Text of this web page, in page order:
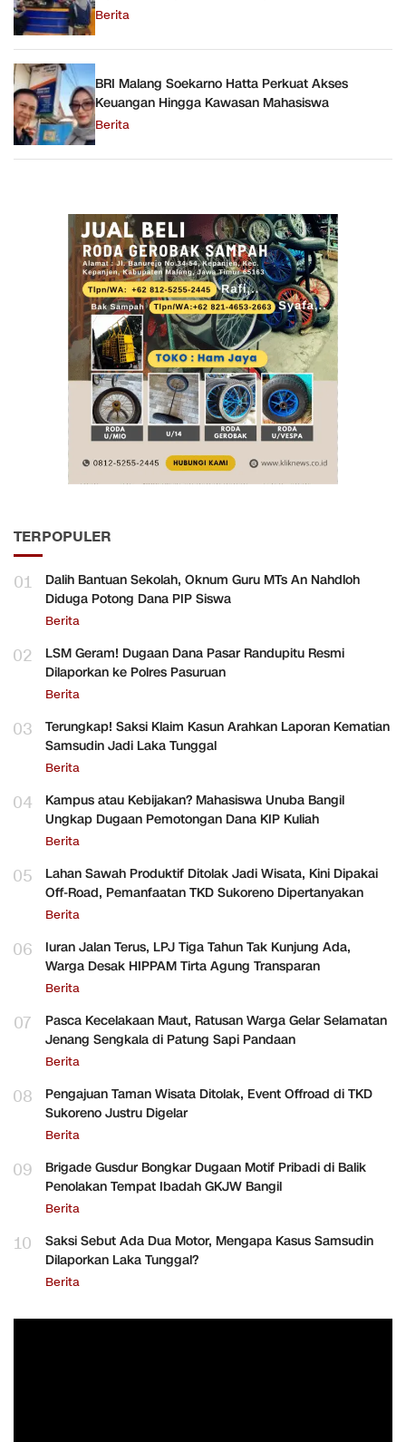
Berita
BRI Malang Soekarno Hatta Perkuat Akses
Keuangan Hingga Kawasan Mahasiswa
Berita
TERPOPULER
01
Dalih Bantuan Sekolah, Oknum Guru MTs An Nahdloh
Diduga Potong Dana PIP Siswa
Berita
02
LSM Geram! Dugaan Dana Pasar Randupitu Resmi
Dilaporkan ke Polres Pasuruan
Berita
03
Terungkap! Saksi Klaim Kasun Arahkan Laporan Kematian
Samsudin Jadi Laka Tunggal
Berita
04
Kampus atau Kebijakan? Mahasiswa Unuba Bangil
Ungkap Dugaan Pemotongan Dana KIP Kuliah
Berita
05
Lahan Sawah Produktif Ditolak Jadi Wisata, Kini Dipakai
Off-Road, Pemanfaatan TKD Sukoreno Dipertanyakan
Berita
06
Iuran Jalan Terus, LPJ Tiga Tahun Tak Kunjung Ada,
Warga Desak HIPPAM Tirta Agung Transparan
Berita
07
Pasca Kecelakaan Maut, Ratusan Warga Gelar Selamatan
Jenang Sengkala di Patung Sapi Pandaan
Berita
08
Pengajuan Taman Wisata Ditolak, Event Offroad di TKD
Sukoreno Justru Digelar
Berita
09
Brigade Gusdur Bongkar Dugaan Motif Pribadi di Balik
Penolakan Tempat Ibadah GKJW Bangil
Berita
10
Saksi Sebut Ada Dua Motor, Mengapa Kasus Samsudin
Dilaporkan Laka Tunggal?
Berita